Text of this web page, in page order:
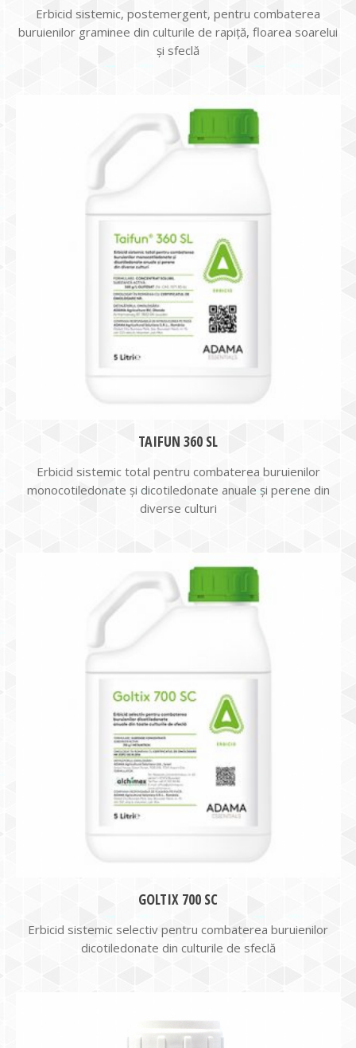
Erbicid sistemic, postemergent, pentru combaterea
buruienilor graminee din culturile de rapiţă, floarea soarelui
şi sfeclă
TAIFUN 360 SL
Erbicid sistemic total pentru combaterea buruienilor
monocotiledonate și dicotiledonate anuale și perene din
diverse culturi
GOLTIX 700 SC
Erbicid sistemic selectiv pentru combaterea buruienilor
dicotiledonate din culturile de sfeclă